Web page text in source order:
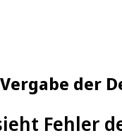
der
Fehler